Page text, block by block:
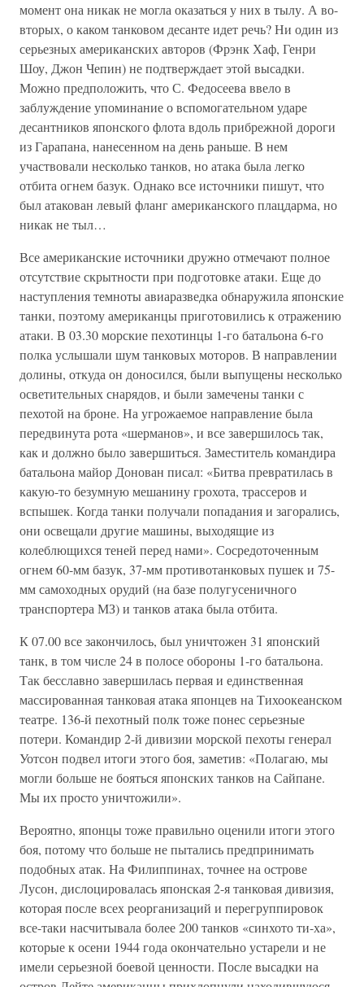
момент она никак не могла оказаться у них в тылу. А во-
вторых, о каком танковом десанте идет речь? Ни один из
серьезных американских авторов (Фрэнк Хаф, Генри
Шоу, Джон Чепин) не подтверждает этой высадки.
Можно предположить, что С. Федосеева ввело в
заблуждение упоминание о вспомогательном ударе
десантников японского флота вдоль прибрежной дороги
из Гарапана, нанесенном на день раньше. В нем
участвовали несколько танков, но атака была легко
отбита огнем базук. Однако все источники пишут, что
был атакован левый фланг американского плацдарма, но
никак не тыл…
Все американские источники дружно отмечают полное
отсутствие скрытности при подготовке атаки. Еще до
наступления темноты авиаразведка обнаружила японские
танки, поэтому американцы приготовились к отражению
атаки. В 03.30 морские пехотинцы 1-го батальона 6-го
полка услышали шум танковых моторов. В направлении
долины, откуда он доносился, были выпущены несколько
осветительных снарядов, и были замечены танки с
пехотой на броне. На угрожаемое направление была
передвинута рота «шерманов», и все завершилось так,
как и должно было завершиться. Заместитель командира
батальона майор Донован писал: «Битва превратилась в
какую-то безумную мешанину грохота, трассеров и
вспышек. Когда танки получали попадания и загорались,
они освещали другие машины, выходящие из
колеблющихся теней перед нами». Сосредоточенным
огнем 60-мм базук, 37-мм противотанковых пушек и 75-
мм самоходных орудий (на базе полугусеничного
транспортера МЗ) и танков атака была отбита.
К 07.00 все закончилось, был уничтожен 31 японский
танк, в том числе 24 в полосе обороны 1-го батальона.
Так бесславно завершилась первая и единственная
массированная танковая атака японцев на Тихоокеанском
театре. 136-й пехотный полк тоже понес серьезные
потери. Командир 2-й дивизии морской пехоты генерал
Уотсон подвел итоги этого боя, заметив: «Полагаю, мы
могли больше не бояться японских танков на Сайпане.
Мы их просто уничтожили».
Вероятно, японцы тоже правильно оценили итоги этого
боя, потому что больше не пытались предпринимать
подобных атак. На Филиппинах, точнее на острове
Лусон, дислоцировалась японская 2-я танковая дивизия,
которая после всех реорганизаций и перегруппировок
все-таки насчитывала более 200 танков «синхото ти-ха»,
которые к осени 1944 года окончательно устарели и не
имели серьезной боевой ценности. После высадки на